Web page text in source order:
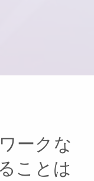
ークな
ことは